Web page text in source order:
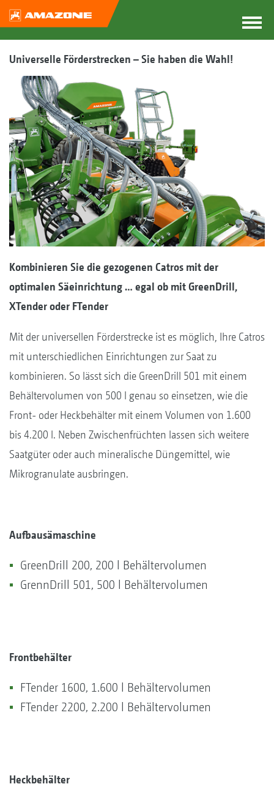
Universelle Förderstrecken – Sie haben die Wahl!
Kombinieren Sie die gezogenen Catros mit der
optimalen Säeinrichtung … egal ob mit GreenDrill,
XTender oder FTender
Mit der universellen Förderstrecke ist es möglich, Ihre Catros
mit unterschiedlichen Einrichtungen zur Saat zu
kombinieren. So lässt sich die GreenDrill 501 mit einem
Behältervolumen von 500 l genau so einsetzen, wie die
Front- oder Heckbehälter mit einem Volumen von 1.600
bis 4.200 l. Neben Zwischenfrüchten lassen sich weitere
Saatgüter oder auch mineralische Düngemittel, wie
Mikrogranulate ausbringen.
Aufbausämaschine
GreenDrill 200, 200 l Behältervolumen
GrennDrill 501, 500 l Behältervolumen
Frontbehälter
FTender 1600, 1.600 l Behältervolumen
FTender 2200, 2.200 l Behältervolumen
Heckbehälter